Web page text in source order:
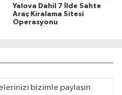
Yalova Dahil 7 İlde Sahte
Araç Kiralama Sitesi
Operasyonu